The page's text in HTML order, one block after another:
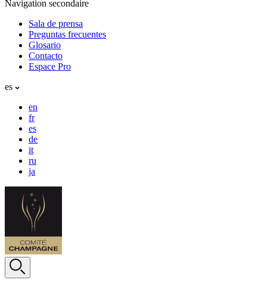
Navigation secondaire
Sala de prensa
Preguntas frecuentes
Glosario
Contacto
Espace Pro
es
en
fr
es
de
it
ru
ja